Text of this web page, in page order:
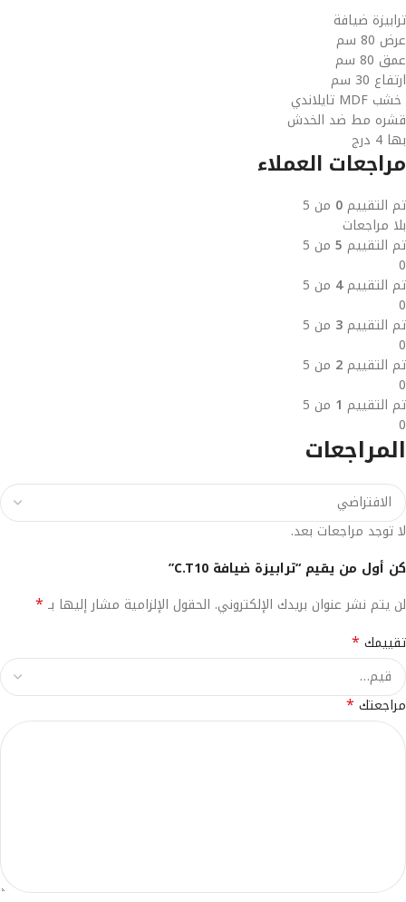
ترابيزة ضيافة
عرض 80 سم
عمق 80 سم
ارتفاع 30 سم
خشب MDF تايلاندي
قشره مط ضد الخدش
بها 4 درج
مراجعات العملاء
تم التقييم0 من 5
بلا مراجعات
تم التقييم 5 من 5
0
تم التقييم4 من 5
0
تم التقييم3 من 5
0
تم التقييم2 من 5
0
تم التقييم 1 من 5
0
المراجعات
لا توجد مراجعات بعد.
كن أول من يقيم “ترابيزة ضيافة C.T10”
لن يتم نشر عنوان بريدك الإلكتروني. الحقول الإلزامية مشار إليها بـ *
تقييمك *
مراجعتك*